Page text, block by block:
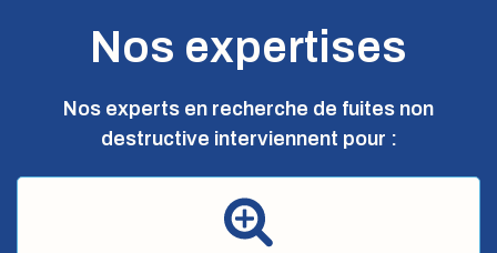
Nos expertises
Nos experts en recherche de fuites non
destructive interviennent pour :